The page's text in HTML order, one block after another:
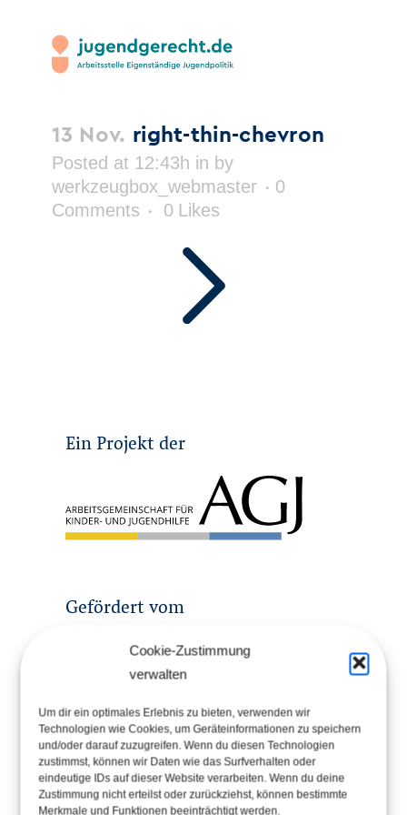
Cookie-Zustimmung
verwalten
Um dir ein optimales Erlebnis zu bieten, verwenden wir
Technologien wie Cookies, um Geräteinformationen zu speichern
und/oder darauf zuzugreifen. Wenn du diesen Technologien
zustimmst, können wir Daten wie das Surfverhalten oder
eindeutige IDs auf dieser Website verarbeiten. Wenn du deine
Zustimmung nicht erteilst oder zurückziehst, können bestimmte
Merkmale und Funktionen beeinträchtigt werden.
13 Nov. right-thin-chevron
Posted at 12:43h in by
werkzeugbox_webmaster
0
Comments
0 Likes
Ein Projekt der
Gefördert vom